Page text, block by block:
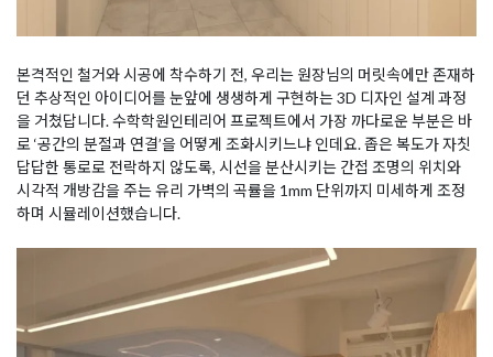
본격적인 철거와 시공에 착수하기 전, 우리는 원장님의 머릿속에만 존재하
던 추상적인 아이디어를 눈앞에 생생하게 구현하는 3D 디자인 설계 과정
을 거쳤답니다. 수학학원인테리어 프로젝트에서 가장 까다로운 부분은 바
로 ‘공간의 분절과 연결’을 어떻게 조화시키느냐 인데요. 좁은 복도가 자칫
답답한 통로로 전락하지 않도록, 시선을 분산시키는 간접 조명의 위치와
시각적 개방감을 주는 유리 가벽의 곡률을 1mm 단위까지 미세하게 조정
하며 시뮬레이션했습니다.